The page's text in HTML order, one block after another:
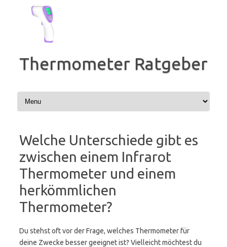
springen
Thermometer Ratgeber
Welche Unterschiede gibt es
zwischen einem Infrarot
Thermometer und einem
herkömmlichen
Thermometer?
Du stehst oft vor der Frage, welches Thermometer für
deine Zwecke besser geeignet ist? Vielleicht möchtest du